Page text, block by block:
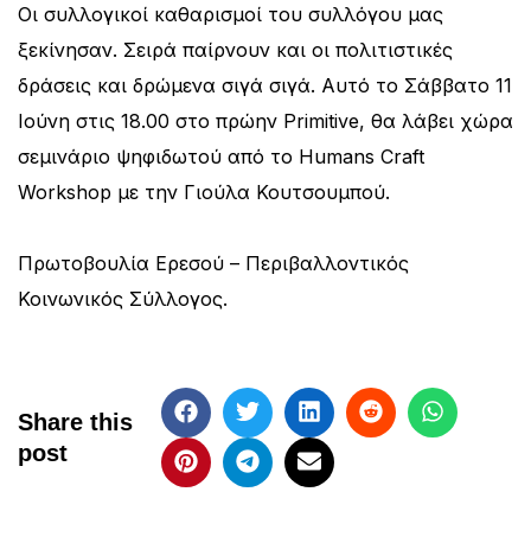
Οι συλλογικοί καθαρισμοί του συλλόγου μας
ξεκίνησαν. Σειρά παίρνουν και οι πολιτιστικές
δράσεις και δρώμενα σιγά σιγά. Αυτό το Σάββατο 11
Ιούνη στις 18.00 στο πρώην Primitive, θα λάβει χώρα
σεμινάριο ψηφιδωτού από το Humans Craft
Workshop με την Γιούλα Κουτσουμπού.
Πρωτοβουλία Ερεσού – Περιβαλλοντικός
Κοινωνικός Σύλλογος.
Share this
post